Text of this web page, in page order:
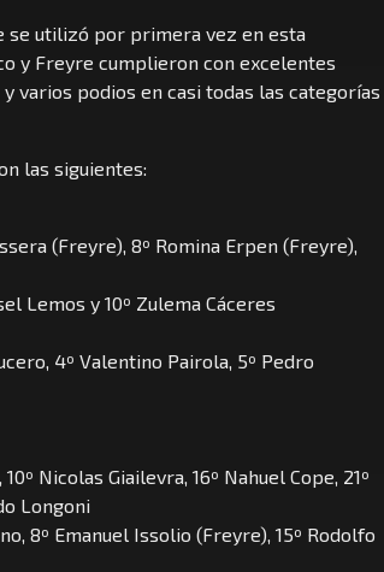
se utilizó por primera vez en esta
y Freyre cumplieron con excelentes
varios podios en casi todas las categorías
las siguientes:
(Freyre), 8º Romina Erpen (Freyre),
Lemos y 10º Zulema Cáceres
4º Valentino Pairola, 5º Pedro
Nicolas Giailevra, 16º Nahuel Cope, 21º
Longoni
8º Emanuel Issolio (Freyre), 15º Rodolfo